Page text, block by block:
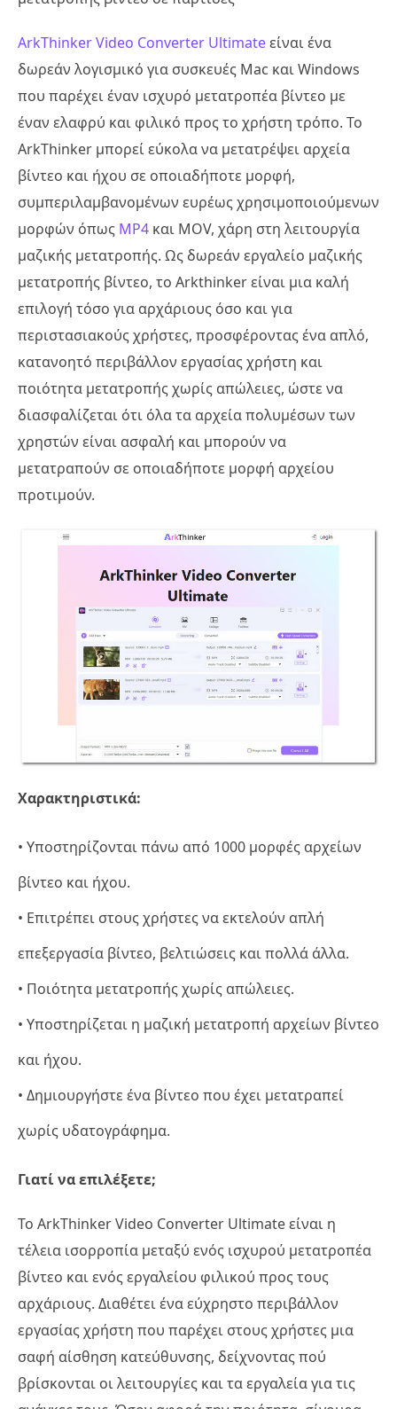
ArkThinker Video Converter Ultimateείναι ένα
δωρεάν λογισμικό για συσκευές Mac και Windows
που παρέχει έναν ισχυρό μετατροπέα βίντεο με
έναν ελαφρύ και φιλικό προς το χρήστη τρόπο. Το
ArkThinker μπορεί εύκολα να μετατρέψει αρχεία
βίντεο και ήχου σε οποιαδήποτε μορφή,
συμπεριλαμβανομένων ευρέως χρησιμοποιούμενων
μορφών όπως MP4 και MOV, χάρη στη λειτουργία
μαζικής μετατροπής. Ως δωρεάν εργαλείο μαζικής
μετατροπής βίντεο, το Arkthinker είναι μια καλή
επιλογή τόσο για αρχάριους όσο και για
περιστασιακούς χρήστες, προσφέροντας ένα απλό,
κατανοητό περιβάλλον εργασίας χρήστη και
ποιότητα μετατροπής χωρίς απώλειες, ώστε να
διασφαλίζεται ότι όλα τα αρχεία πολυμέσων των
χρηστών είναι ασφαλή και μπορούν να
μετατραπούν σε οποιαδήποτε μορφή αρχείου
προτιμούν.
Χαρακτηριστικά:
• Υποστηρίζονται πάνω από 1000 μορφές αρχείων
βίντεο και ήχου.
• Επιτρέπει στους χρήστες να εκτελούν απλή
επεξεργασία βίντεο, βελτιώσεις και πολλά άλλα.
• Ποιότητα μετατροπής χωρίς απώλειες.
• Υποστηρίζεται η μαζική μετατροπή αρχείων βίντεο
και ήχου.
• Δημιουργήστε ένα βίντεο που έχει μετατραπεί
χωρίς υδατογράφημα.
Γιατί να επιλέξετε;
Το ArkThinker Video Converter Ultimate είναι η
τέλεια ισορροπία μεταξύ ενός ισχυρού μετατροπέα
βίντεο και ενός εργαλείου φιλικού προς τους
αρχάριους. Διαθέτει ένα εύχρηστο περιβάλλον
εργασίας χρήστη που παρέχει στους χρήστες μια
σαφή αίσθηση κατεύθυνσης, δείχνοντας πού
βρίσκονται οι λειτουργίες και τα εργαλεία για τις